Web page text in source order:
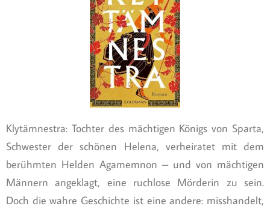
Klytämnestra: Tochter des mächtigen Königs von Sparta,
Schwester der schönen Helena, verheiratet mit dem
berühmten Helden Agamemnon – und von mächtigen
Männern angeklagt, eine ruchlose Mörderin zu sein.
Doch die wahre Geschichte ist eine andere: misshandelt,